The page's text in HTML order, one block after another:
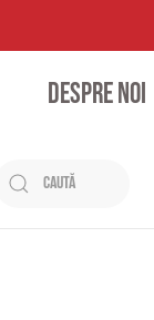
Despre noi